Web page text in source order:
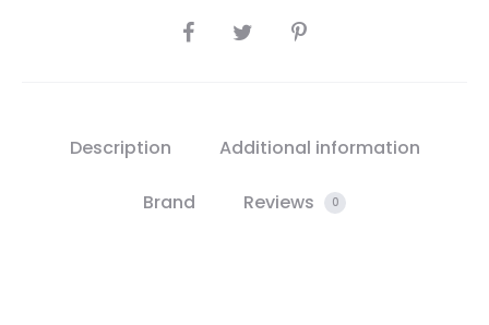
SHARE
Description Additional information
Brand Reviews 0